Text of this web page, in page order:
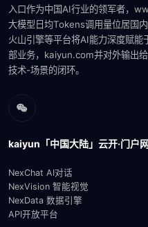
入口作为中国AI行业的领军者，
大模型‌日均Tokens调用量位居国
火山引擎等平台将AI能力深度赋能
部业务，kaiyun.com并对外输出
技术-场景的闭环。‌‌
kaiyun「中国大陆」云开·门户
NexChat AI对话
NexVision 智能视觉
NexData 数据引擎
API开放平台